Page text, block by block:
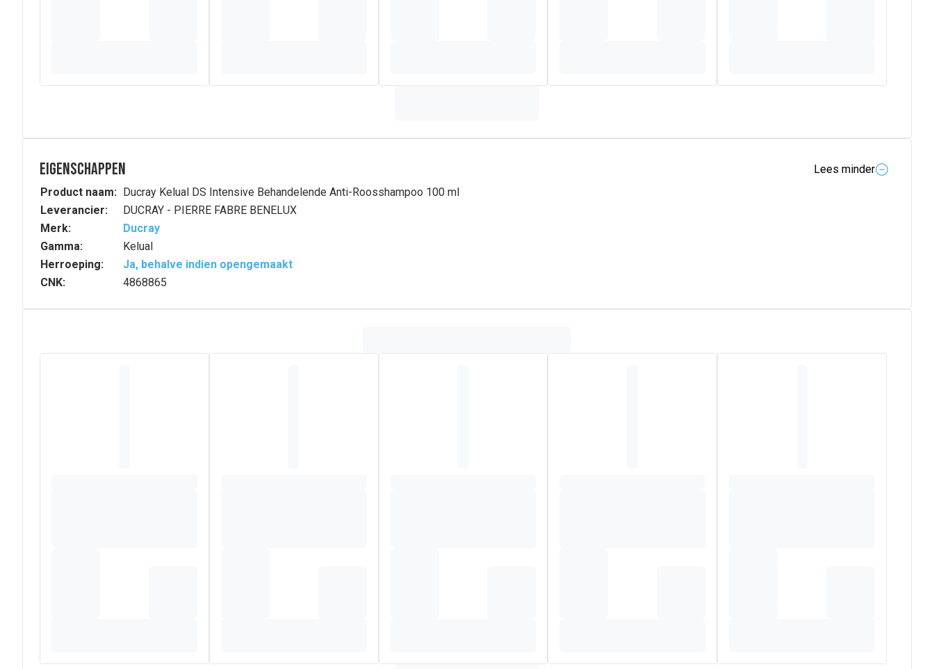
Eigenschappen
Lees minder
Product naam: Ducray Kelual DS Intensive Behandelende Anti-Roosshampoo 100 ml
Leverancier:
DUCRAY - PIERRE FABRE BENELUX
Merk:
Ducray
Gamma:
Kelual
Herroeping:
Ja, behalve indien opengemaakt
CNK:
4868865